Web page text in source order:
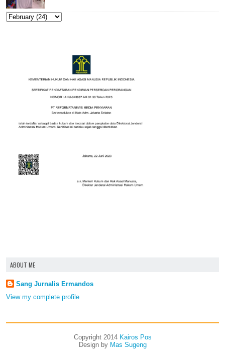
ABOUT ME
Sang Jurnalis Ermandos
View my complete profile
Copyright 2014 Kairos Pos
Design by Mas Sugeng